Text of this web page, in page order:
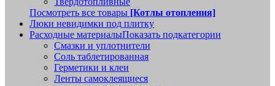
Посмотреть все товары [Котлы отопления]
Люки невидимки под плитку
Расходные материалыПоказать подкатегории
Смазки и уплотнители
Соль таблетированная
Герметики и клеи
Ленты самоклеящиеся